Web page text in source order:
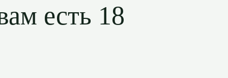
есть 18